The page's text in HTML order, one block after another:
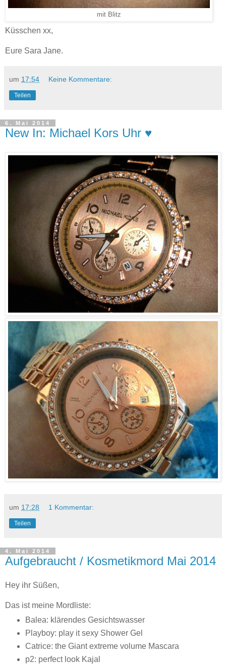
mit Blitz
Küsschen xx,
Eure Sara Jane.
um 17:54 Keine Kommentare:
Teilen
6. Mai 2014
New In: Michael Kors Uhr ♥
um 17:28 1 Kommentar:
Teilen
4. Mai 2014
Aufgebraucht / Kosmetikmord Mai 2014
Hey ihr Süßen,
Das ist meine Mordliste:
Balea: klärendes Gesichtswasser
Playboy: play it sexy Shower Gel
Catrice: the Giant extreme volume Mascara
p2: perfect look Kajal